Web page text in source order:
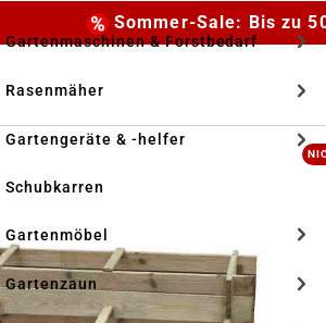
Gartenmaschinen & Forstbedarf
Rasenmäher
Gartengeräte & -helfer
Schubkarren
Gartenmöbel
Gartenzaun
Sommer-Sale: Bis zu